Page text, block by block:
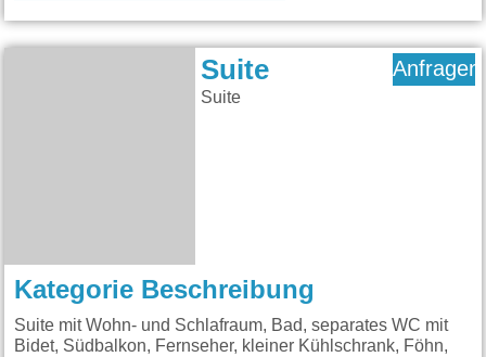
Suite
Suite
Anfragen
Kategorie Beschreibung
Suite mit Wohn- und Schlafraum, Bad, separates WC mit
Bidet, Südbalkon, Fernseher, kleiner Kühlschrank, Föhn,